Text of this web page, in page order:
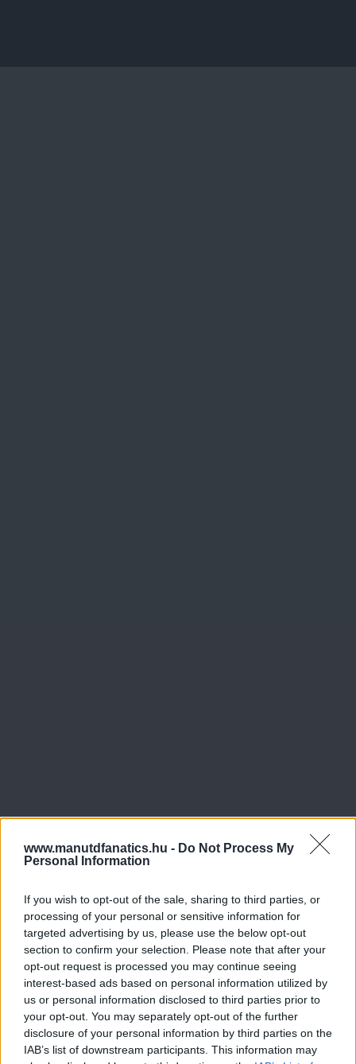
www.manutdfanatics.hu - Do Not Process My
Personal Information
If you wish to opt-out of the sale, sharing to third parties, or
processing of your personal or sensitive information for
targeted advertising by us, please use the below opt-out
section to confirm your selection. Please note that after your
opt-out request is processed you may continue seeing
interest-based ads based on personal information utilized by
us or personal information disclosed to third parties prior to
your opt-out. You may separately opt-out of the further
disclosure of your personal information by third parties on the
IAB’s list of downstream participants. This information may